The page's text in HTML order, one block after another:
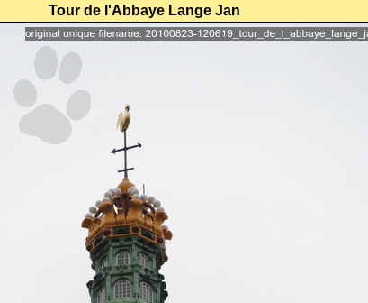
Tour de l'Abbaye Lange Jan